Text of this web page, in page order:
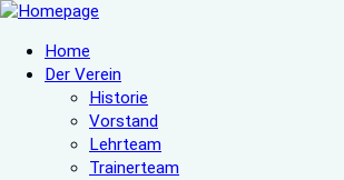
Home
Der Verein
Historie
Vorstand
Lehrteam
Trainerteam